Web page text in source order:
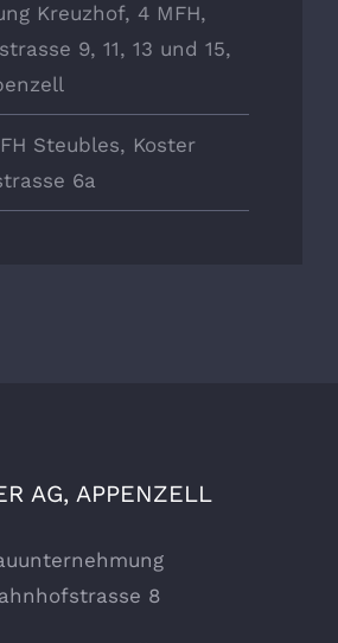
Kreuzhof, 4 MFH,
9, 11, 13 und 15,
Steubles, Koster
6a
AG, APPENZELL
8